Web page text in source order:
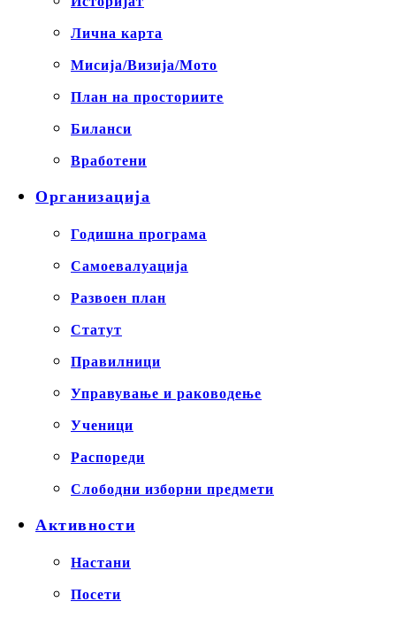
Лична карта
Мисија/Визија/Мото
План на просториите
Биланси
Вработени
Организација
Годишна програма
Самоевалуација
Развоен план
Статут
Правилници
Управување и раководење
Ученици
Распореди
Слободни изборни предмети
Активности
Настани
Посети